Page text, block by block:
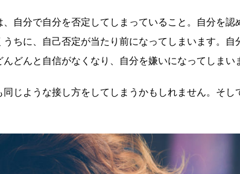
自分で自分を否定してしまっていること。自分を認
ちに、自己否定が当たり前になってしまいます。自
どんと自信がなくなり、自分を嫌いになってしまい
じような接し方をしてしまうかもしれません。そし